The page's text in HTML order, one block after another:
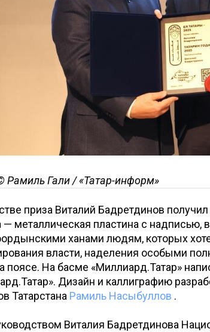
Рамиль Гали / «Татар-информ»
приза Виталий Бадретдинов
— металлическая пластина с надписью,
ханами людям, которых
власти, наделения особыми
поясе. На басме «Миллиард.Татар»
Дизайн и каллиграфию
Татарстана Рамиль Насыбуллов .
Виталия Бадретдинова